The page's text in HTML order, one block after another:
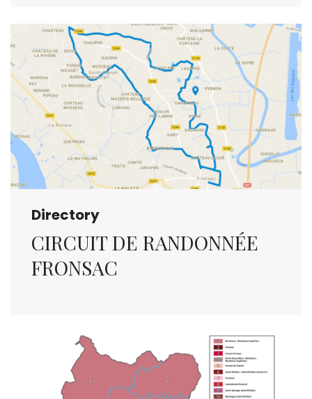
Directory
CIRCUIT DE RANDONNÉE
FRONSAC